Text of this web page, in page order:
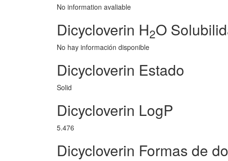
No information avaliable
Dicycloverin H2O
No hay información disponible
Dicycloverin Estado
Solid
Dicycloverin LogP
5.476
Dicycloverin Formas de